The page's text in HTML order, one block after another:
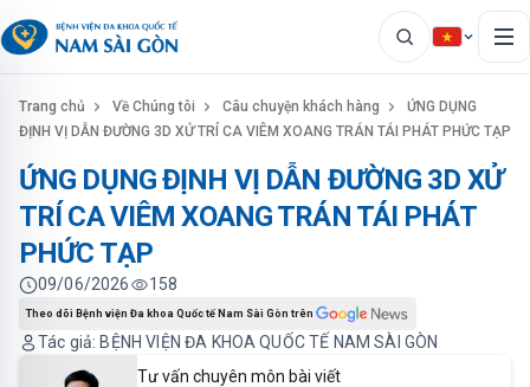
Trang chủ Về Chúng tôi Câu chuyện khách hàng
ỨNG DỤNG
ĐỊNH VỊ DẪN ĐƯỜNG 3D XỬ TRÍ CA VIÊM XOANG TRÁN TÁI PHÁT PHỨC TẠP
ỨNG DỤNG ĐỊNH VỊ DẪN ĐƯỜNG 3D XỬ
TRÍ CA VIÊM XOANG TRÁN TÁI PHÁT
PHỨC TẠP
Tác giả: BỆNH VIỆN ĐA KHOA QUỐC TẾ NAM SÀI GÒN
09/06/2026 158
Theo dõi Bệnh viện Đa khoa Quốc tế Nam Sài Gòn trên
Tư vấn chuyên môn bài viết